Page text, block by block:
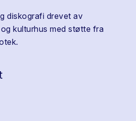
diskografi drevet av
kulturhus med støtte fra